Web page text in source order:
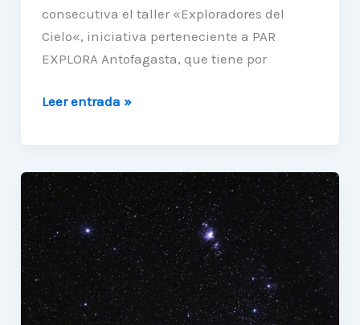
consecutiva el taller «Exploradores del
Cielo«, iniciativa perteneciente a PAR
EXPLORA Antofagasta, que tiene por
La
parte
del
taller
«Exploradores
del
Cielo»
Leer entrada »